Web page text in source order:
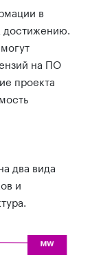
в
достижению.
на ПО
проекта
два вида
и